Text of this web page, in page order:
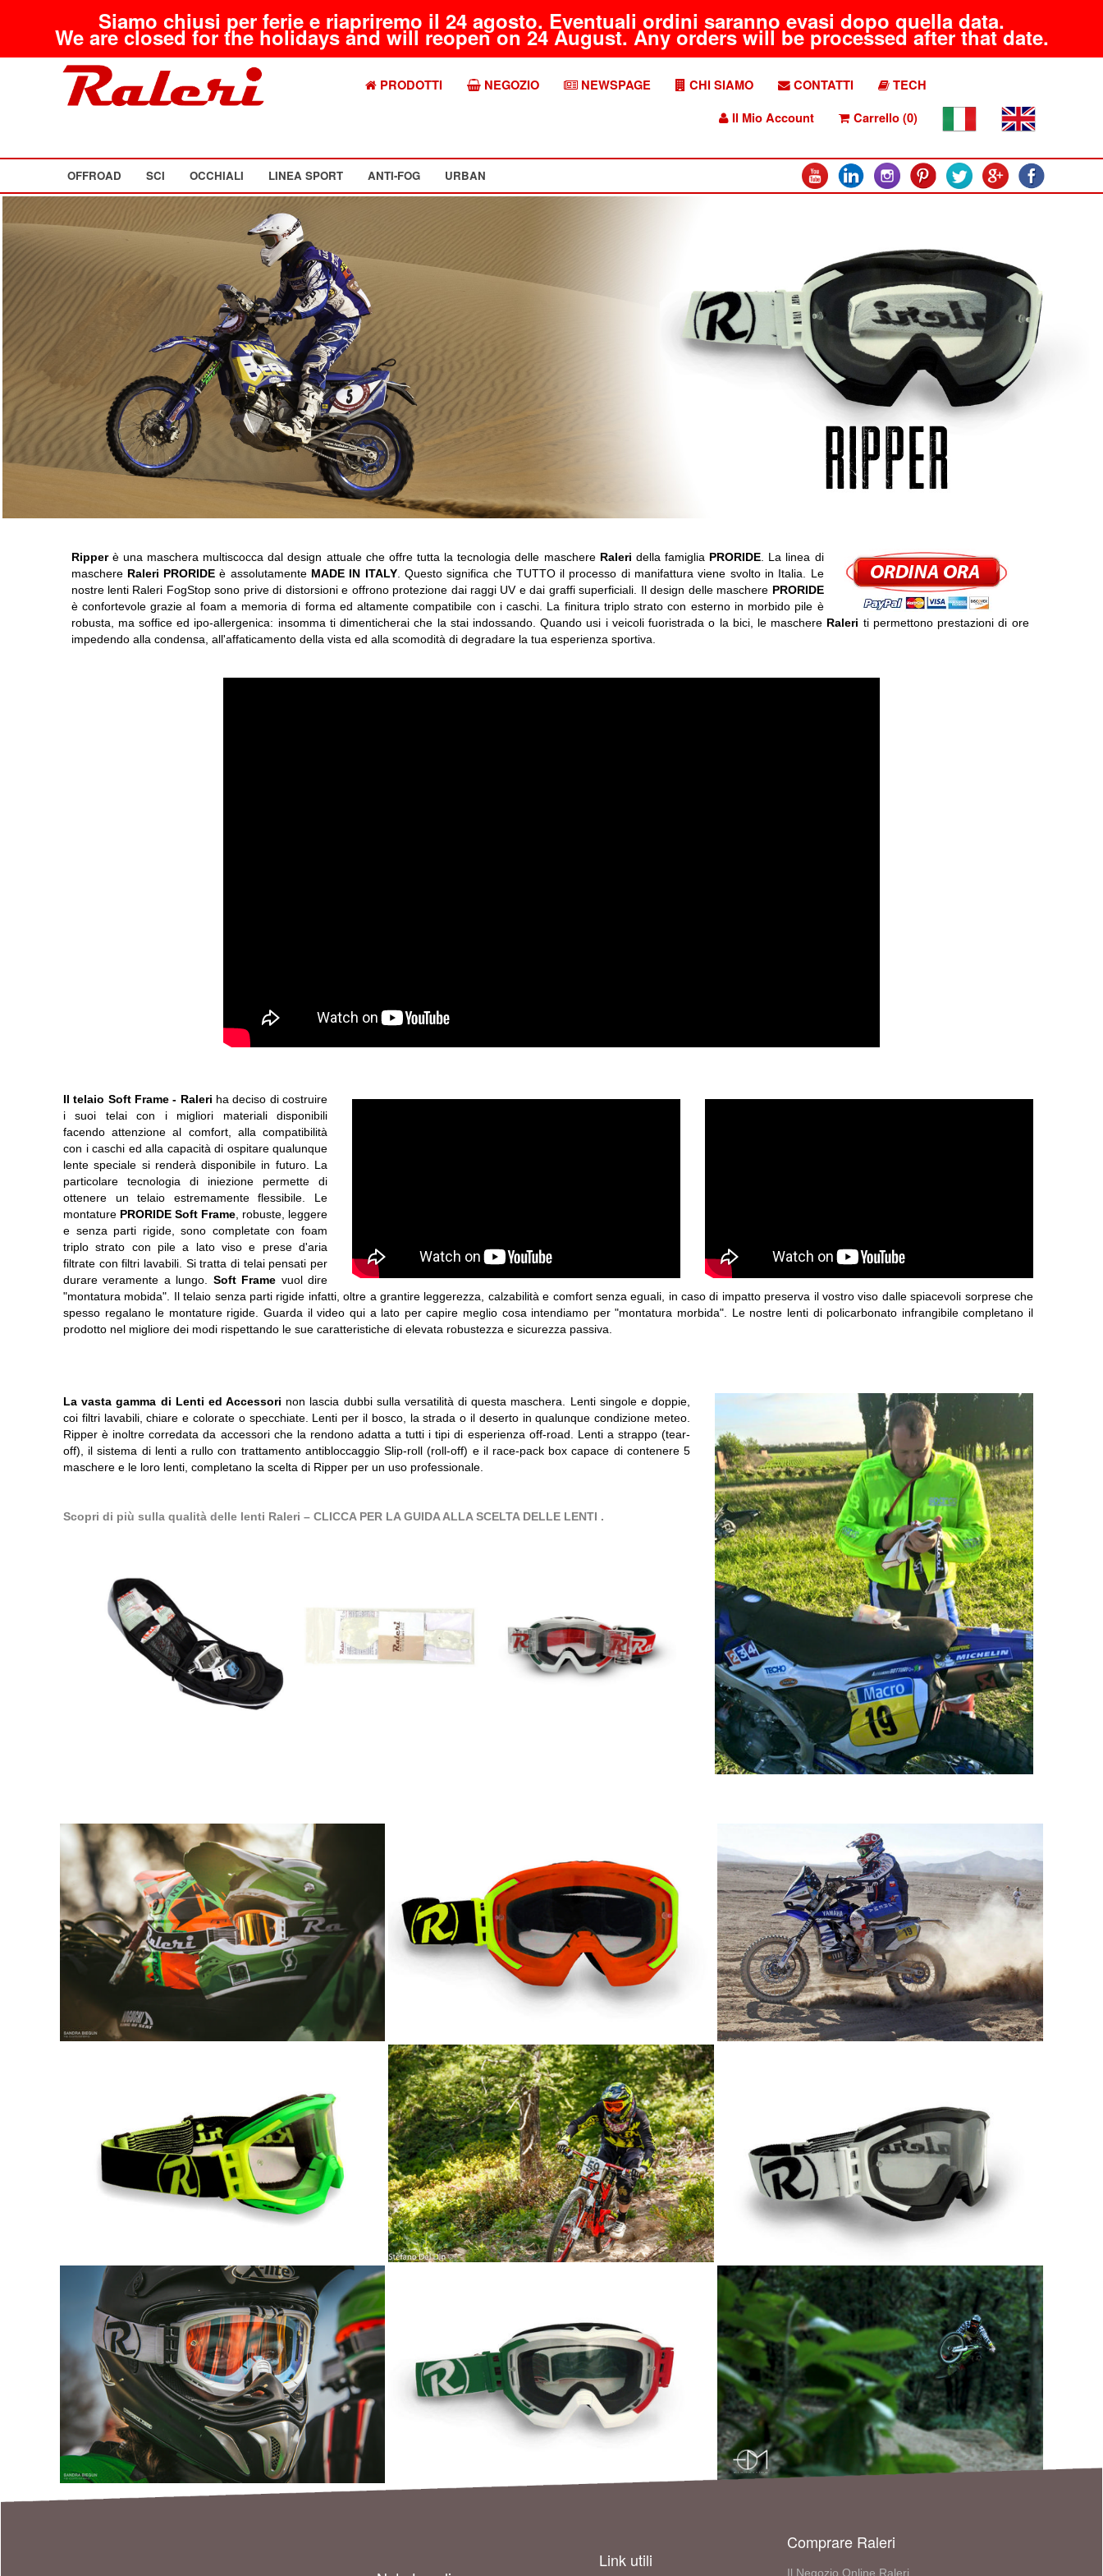
Siamo chiusi per ferie e riapriremo il 24 agosto. Eventuali ordini saranno evasi dopo quella data.
We are closed for the holidays and will reopen on 24 August. Any orders will be processed after that date.
PRODOTTI NEGOZIO NEWSPAGE CHI SIAMO CONTATTI
TECH
Il Mio Account
Carrello (0)
OFFROAD SCI OCCHIALI LINEA SPORT ANTI-FOG URBAN
Ripper è una maschera multiscocca dal design attuale che offre tutta la tecnologia delle maschere Raleri della famiglia PRORIDE . La linea di
maschere Raleri PRORIDE è assolutamente MADE IN ITALY. Questo significa che TUTTO il processo di manifattura viene svolto in Italia. Le
nostre lenti Raleri FogStop sono prive di distorsioni e offrono protezione dai raggi UV e dai graffi superficiali. Il design delle maschere PRORIDE
è confortevole grazie al foam a memoria di forma ed altamente compatibile con i caschi. La finitura triplo strato con esterno in morbido pile è
robusta, ma soffice ed ipo-allergenica: insomma ti dimenticherai che la stai indossando. Quando usi i veicoli fuoristrada o la bici, le maschere Raleri ti permettono prestazioni di ore
impedendo alla condensa, all'affaticamento della vista ed alla scomodità di degradare la tua esperienza sportiva.
Il telaio Soft Frame - Raleri ha deciso di costruire
i suoi telai con i migliori materiali disponibili
facendo attenzione al comfort, alla compatibilità
con i caschi ed alla capacità di ospitare qualunque
lente speciale si renderà disponibile in futuro. La
particolare tecnologia di iniezione permette di
ottenere un telaio estremamente flessibile. Le
montature PRORIDE Soft Frame , robuste, leggere
e senza parti rigide, sono completate con foam
triplo strato con pile a lato viso e prese d'aria
filtrate con filtri lavabili. Si tratta di telai pensati per
durare veramente a lungo. Soft Frame vuol dire
"montatura mobida". Il telaio senza parti rigide infatti, oltre a grantire leggerezza, calzabilità e comfort senza eguali, in caso di impatto preserva il vostro viso dalle spiacevoli sorprese che
spesso regalano le montature rigide. Guarda il video qui a lato per capire meglio cosa intendiamo per "montatura morbida". Le nostre lenti di policarbonato infrangibile completano il
prodotto nel migliore dei modi rispettando le sue caratteristiche di elevata robustezza e sicurezza passiva.
La vasta gamma di Lenti ed Accessori non lascia dubbi sulla versatilità di questa maschera. Lenti singole e doppie,
coi filtri lavabili, chiare e colorate o specchiate. Lenti per il bosco, la strada o il deserto in qualunque condizione meteo.
Ripper è inoltre corredata da accessori che la rendono adatta a tutti i tipi di esperienza off-road. Lenti a strappo (tear-
off), il sistema di lenti a rullo con trattamento antibloccaggio Slip-roll (roll-off) e il race-pack box capace di contenere 5
maschere e le loro lenti, completano la scelta di Ripper per un uso professionale.
Scopri di più sulla qualità delle lenti Raleri – CLICCA PER LA GUIDA ALLA SCELTA DELLE LENTI .
Link utili
Comprare Raleri
Il Negozio Online Raleri